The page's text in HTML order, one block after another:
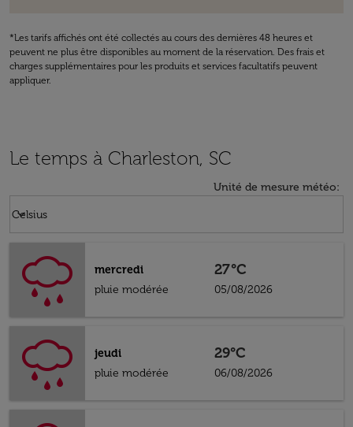
*Les tarifs affichés ont été collectés au cours des dernières 48 heures et
peuvent ne plus être disponibles au moment de la réservation. Des frais et
charges supplémentaires pour les produits et services facultatifs peuvent
appliquer.
Le temps à Charleston, SC
Unité de mesure météo:
Celsius
keyboard_arrow_down
mercredi
pluie modérée
27°C
05/08/2026
jeudi
pluie modérée
29°C
06/08/2026